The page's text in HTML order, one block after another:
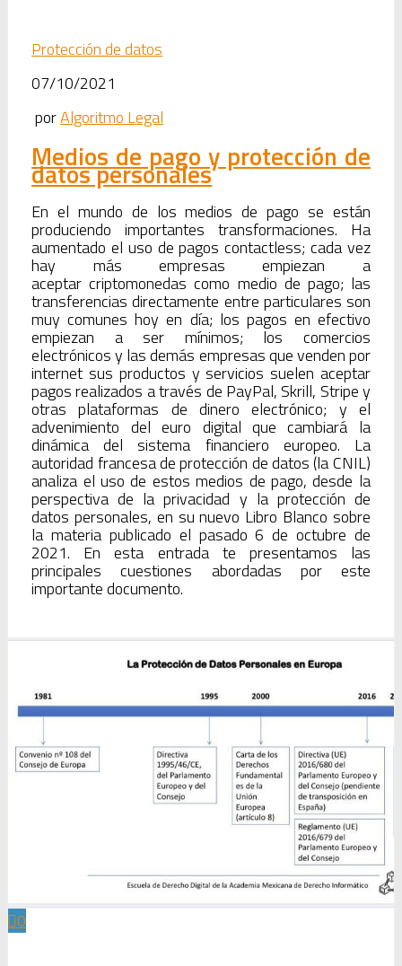
Protección de datos
07/10/2021
porAlgoritmo Legal
Medios de pago y protección de
datos personales
En el mundo de los medios de pago se están
produciendo importantes transformaciones. Ha
aumentado el uso de pagos contactless; cada vez
hay más empresas empiezan a
aceptar criptomonedas como medio de pago; las
transferencias directamente entre particulares son
muy comunes hoy en día; los pagos en efectivo
empiezan a ser mínimos; los comercios
electrónicos y las demás empresas que venden por
internet sus productos y servicios suelen aceptar
pagos realizados a través de PayPal, Skrill, Stripe y
otras plataformas de dinero electrónico; y el
advenimiento del euro digital que cambiará la
dinámica del sistema financiero europeo. La
autoridad francesa de protección de datos (la CNIL)
analiza el uso de estos medios de pago, desde la
perspectiva de la privacidad y la protección de
datos personales, en su nuevo Libro Blanco sobre
la materia publicado el pasado 6 de octubre de
2021. En esta entrada te presentamos las
principales cuestiones abordadas por este
importante documento.
0